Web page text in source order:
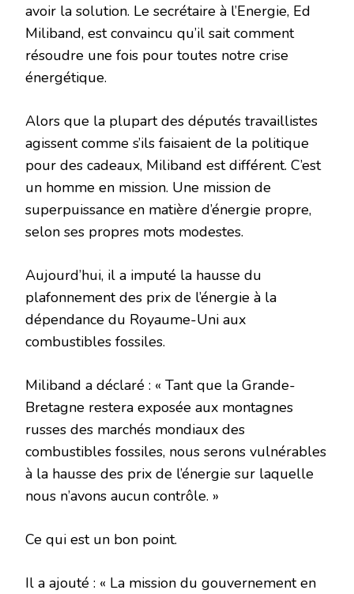
avoir la solution. Le secrétaire à l’Energie, Ed
Miliband, est convaincu qu’il sait comment
résoudre une fois pour toutes notre crise
énergétique.
Alors que la plupart des députés travaillistes
agissent comme s’ils faisaient de la politique
pour des cadeaux, Miliband est différent. C’est
un homme en mission. Une mission de
superpuissance en matière d’énergie propre,
selon ses propres mots modestes.
Aujourd’hui, il a imputé la hausse du
plafonnement des prix de l’énergie à la
dépendance du Royaume-Uni aux
combustibles fossiles.
Miliband a déclaré : « Tant que la Grande-
Bretagne restera exposée aux montagnes
russes des marchés mondiaux des
combustibles fossiles, nous serons vulnérables
à la hausse des prix de l’énergie sur laquelle
nous n’avons aucun contrôle. »
Ce qui est un bon point.
Il a ajouté : « La mission du gouvernement en